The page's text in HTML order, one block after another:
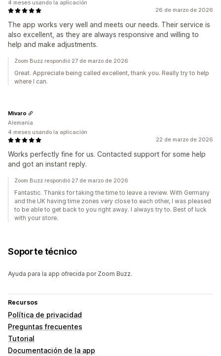
26 de marzo de 2026
The app works very well and meets our needs. Their service is
also excellent, as they are always responsive and willing to
help and make adjustments.
4 meses usando la aplicación
Zoom Buzz respondió 27 de marzo de 2026
Great. Appreciate being called excellent, thank you. Really try to help
where I can.
22 de marzo de 2026
Works perfectly fine for us. Contacted support for some help
and got an instant reply.
Mivaro
Alemania
4 meses usando la aplicación
Zoom Buzz respondió 27 de marzo de 2026
Fantastic. Thanks for taking the time to leave a review. With Germany
and the UK having time zones very close to each other, I was pleased
to be able to get back to you right away. I always try to. Best of luck
with your store.
Soporte técnico
Ayuda para la app ofrecida por Zoom Buzz.
Recursos
Política de privacidad
Preguntas frecuentes
Tutorial
Documentación de la app